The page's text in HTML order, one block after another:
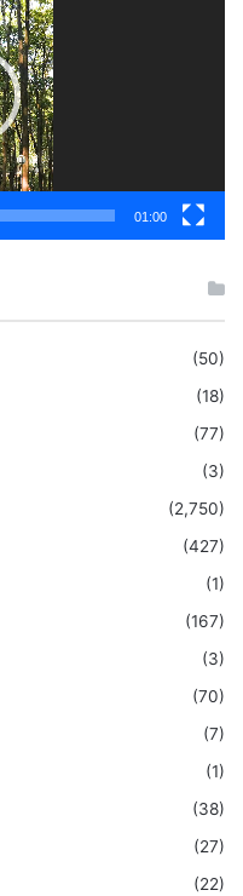
01:00
(50)
(18)
(77)
(3)
(2,750)
(427)
(1)
(167)
(3)
(70)
(7)
(1)
(38)
(27)
(22)